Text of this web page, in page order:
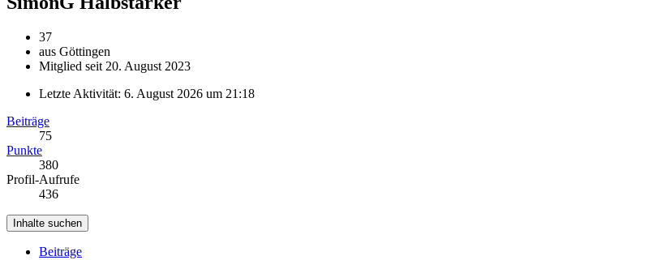
37
aus Göttingen
Mitglied seit 20. August 2023
Letzte Aktivität: 6. August 2026 um 21:18
Beiträge
75
Punkte
380
Profil-Aufrufe
436
Inhalte suchen
Beiträge